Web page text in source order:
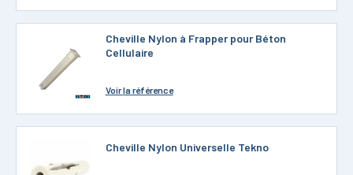
Cheville Nylon à Frapper pour Béton
Cellulaire
Voirla référence
Cheville Nylon Universelle Tekno